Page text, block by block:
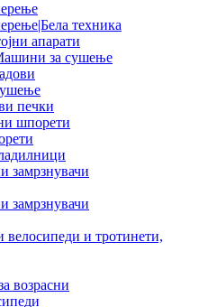
техника
апарати
за сушење
печки
шпорети
замрзнувачи
замрзнувачи
и тротинети,
возрасни